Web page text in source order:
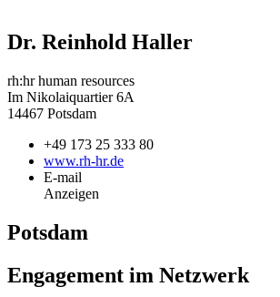
Dr. Reinhold Haller
rh:hr human resources
Im Nikolaiquartier 6A
14467 Potsdam
+49 173 25 333 80
www.rh-hr.de
E-mail
Anzeigen
Potsdam
Engagement im Netzwerk